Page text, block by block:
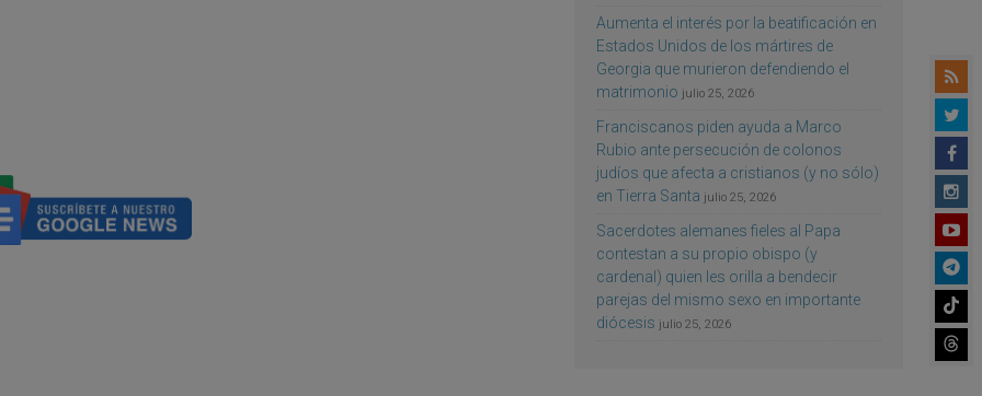
Aumenta el interés por la beatificación en
Estados Unidos de los mártires de
Georgia que murieron defendiendo el
matrimonio julio 25, 2026
Franciscanos piden ayuda a Marco
Rubio ante persecución de colonos
judíos que afecta a cristianos (y no sólo)
en Tierra Santa julio 25, 2026
Sacerdotes alemanes fieles al Papa
contestan a su propio obispo (y
cardenal) quien les orilla a bendecir
parejas del mismo sexo en importante
diócesis julio 25, 2026